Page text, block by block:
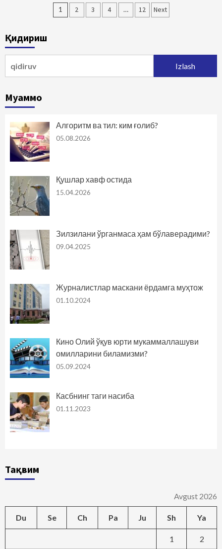
Maqolalar
1 2 3 4 … 12 Next
Қидириш
Муаммо
Алгоритм ва тил: ким ғолиб?
05.08.2026
Қушлар хавф остида
15.04.2026
Зилзилани ўрганмаса ҳам бўлаверадими?
09.04.2025
Журналистлар маскани ёрдамга муҳтож
01.10.2024
Кино Олий ўқув юрти мукаммаллашуви
омилларини биламизми?
05.09.2024
Касбнинг таги насиба
01.11.2023
Тақвим
Avgust 2026
Du Se Ch Pa Ju Sh Ya
1 2